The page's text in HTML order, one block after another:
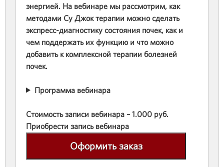
энергией. На вебинаре мы рассмотрим, как
методами Су Джок терапии можно сделать
экспресс-диагностику состояния почек, как и
чем поддержать их функцию и что можно
добавить к комплексной терапии болезней
почек.
Программа вебинара
Стоимость записи вебинара – 1.000 руб.
Приобрести запись вебинара
Оформить заказ